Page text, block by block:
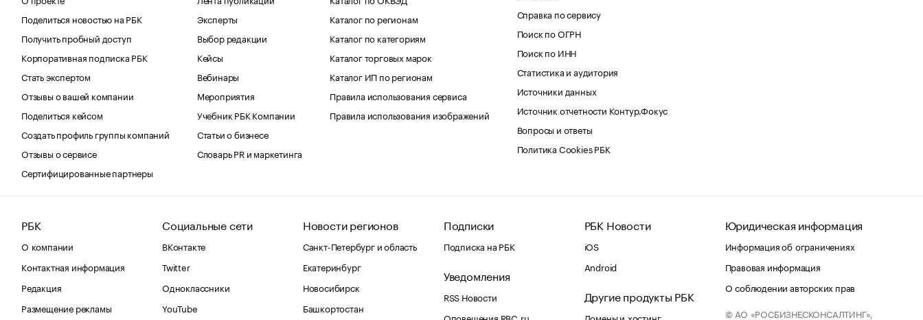
Поделиться новостью на РБК
Получить пробный доступ
Корпоративная подписка РБК
Стать экспертом
Отзывы о вашей компании
Поделиться кейсом
Создать профиль группы компаний
Отзывы о сервисе
Сертифицированные партнеры
Эксперты
Выбор редакции
Кейсы
Вебинары
Мероприятия
Учебник РБК Компании
Статьи о бизнесе
Словарь PR и маркетинга
Каталог по регионам
Каталог по категориям
Каталог торговых марок
Каталог ИП по регионам
Правила использования сервиса
Правила использования изображений
Справка по сервису
Поиск по ОГРН
Поиск по ИНН
Статистика и аудитория
Источники данных
Источник отчетности Контур.Фокус
Вопросы и ответы
Политика Cookies РБК
РБК
О компании
Контактная информация
Редакция
Размещение рекламы
Социальные сети
ВКонтакте
Twitter
Одноклассники
YouTube
Новости регионов
Санкт-Петербург и область
Екатеринбург
Новосибирск
Башкортостан
Подписки
Подписка на РБК
Уведомления
RSS Новости
Оповещения RBC.ru
РБК Новости
iOS
Android
Другие продукты РБК
Домены и хостинг
Юридическая информация
Информация об ограничениях
Правовая информация
О соблюдении авторских прав
© АО «РОСБИЗНЕСКОНСАЛТИНГ»,